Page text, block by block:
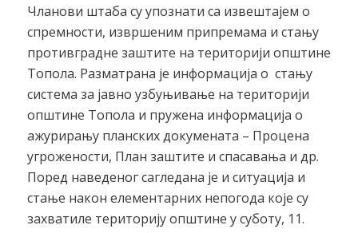
Чланови штаба су упознати са извештајем о
спремности, извршеним припремама и стању
противградне заштите на територији општине
Топола. Разматрана је информација о стању
система за јавно узбуњивање на територији
општине Топола и пружена информација о
ажурирању планских докумената – Процена
угрожености, План заштите и спасавања и др.
Поред наведеног сагледана је и ситуација и
стање након елементарних непогода које су
захватиле територију општине у суботу, 11.